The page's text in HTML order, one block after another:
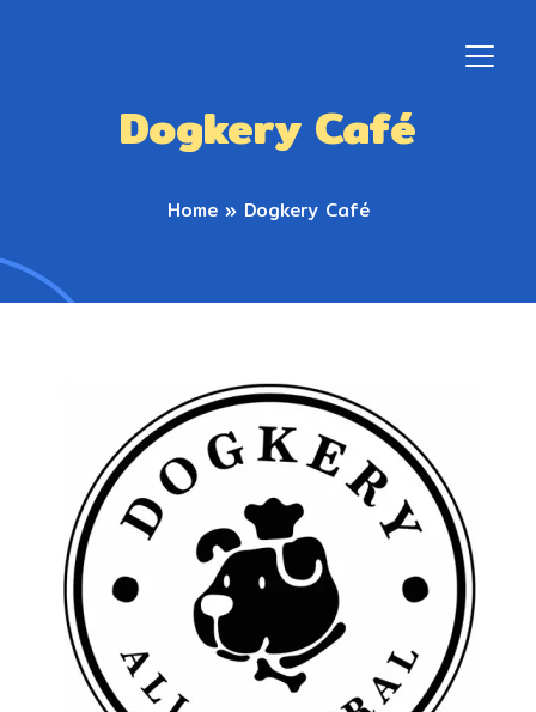
Dogkery Café
Home» Dogkery Café